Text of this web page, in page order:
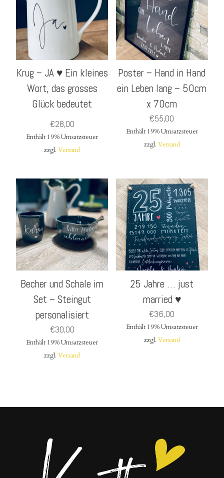
Krug – JA ♥ Ein kleines
Wort, das grosses
Glück bedeutet
€28,00
Enthält 19% Umsatzsteuer
zzgl.Versand
Poster – Hand in Hand
ein Leben lang – 50cm
x 70cm
€55,00
Enthält 19% Umsatzsteuer
zzgl. Versand
Becher und Schale im
Set – Steingut
personalisiert
€30,00
Enthält 19% Umsatzsteuer
zzgl.Versand
25 Jahre … just
married ♥
€36,00
Enthält 19% Umsatzsteuer
zzgl. Versand